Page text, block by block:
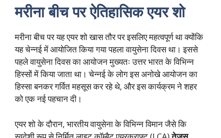
मरीना बीच पर ऐतिहासिक एयर शो
मरीना बीच पर यह एयर शो खास तौर पर इसलिए महत्वपूर्ण था क्योंकि
यह चेन्नई में आयोजित किया गया पहला वायुसेना दिवस था। इससे
पहले वायुसेना दिवस का आयोजन मुख्यतः उत्तर भारत के विभिन्न
हिस्सों में किया जाता था। चेन्नई के लोग इस अनोखे आयोजन का
हिस्सा बनकर गर्वित महसूस कर रहे थे, और इस कार्यक्रम ने शहर
को एक नई पहचान दी।
एयर शो के दौरान, भारतीय वायुसेना के विभिन्न विमान जैसे कि